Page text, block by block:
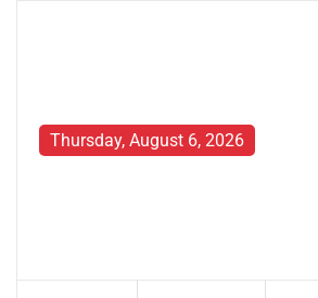
Thursday, August 6, 2026